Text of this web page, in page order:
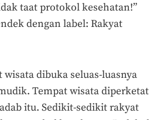
taat protokol kesehatan!”
dengan label: Rakyat
dibuka seluas-luasnya
Tempat wisata diperketat
itu. Sedikit-sedikit rakyat